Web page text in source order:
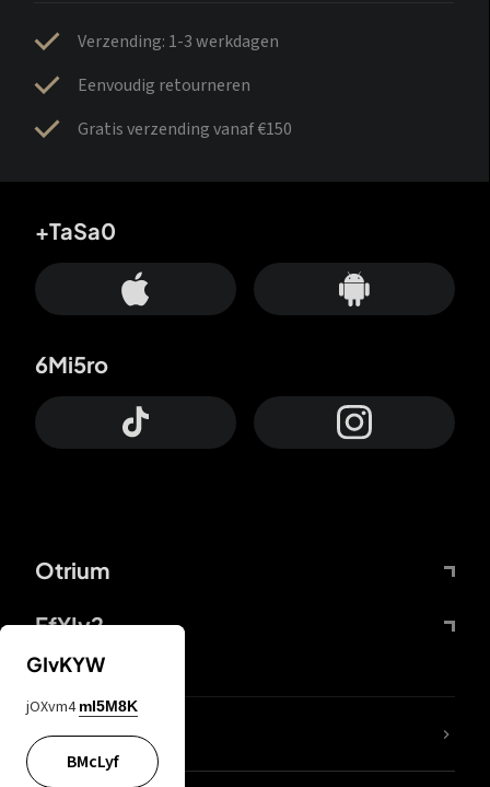
Verzending: 1-3 werkdagen
Eenvoudig retourneren
Gratis verzending vanaf €150
Otrium
FfYIy2
+TaSa0
6Mi5ro
ZbBJcb
GIvKYW
jOXvm4 mI5M8K
BMcLyf